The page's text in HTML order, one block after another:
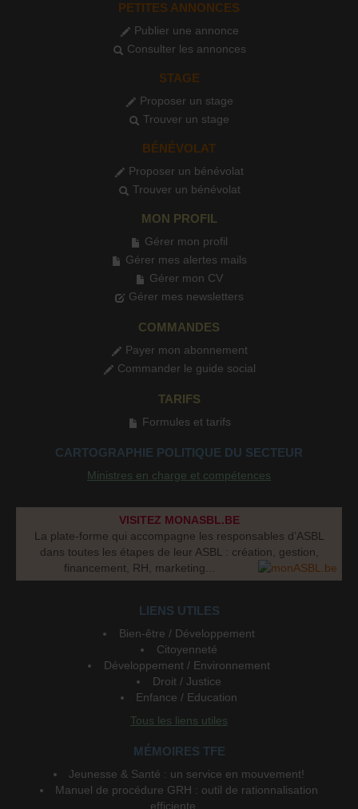
PETITES ANNONCES
Publier une annonce
Consulter les annonces
STAGE
Proposer un stage
Trouver un stage
BÉNÉVOLAT
Proposer un bénévolat
Trouver un bénévolat
MON PROFIL
Gérer mon profil
Gérer mes alertes mails
Gérer mon CV
Gérer mes newsletters
COMMANDES
Payer mon abonnement
Commander le guide social
TARIFS
Formules et tarifs
CARTOGRAPHIE POLITIQUE DU SECTEUR
Ministres en charge et compétences
VISITEZ MONASBL.BE
La plate-forme qui accompagne les responsables d’ASBL
dans toutes les étapes de leur ASBL : création, gestion,
financement, RH, marketing...
LIENS UTILES
Bien-être / Développement
Citoyenneté
Développement / Environnement
Droit / Justice
Enfance / Education
Tous les liens utiles
MÉMOIRES TFE
Jeunesse & Santé : un service en mouvement!
Manuel de procédure GRH : outil de rationnalisation
efficiente ...